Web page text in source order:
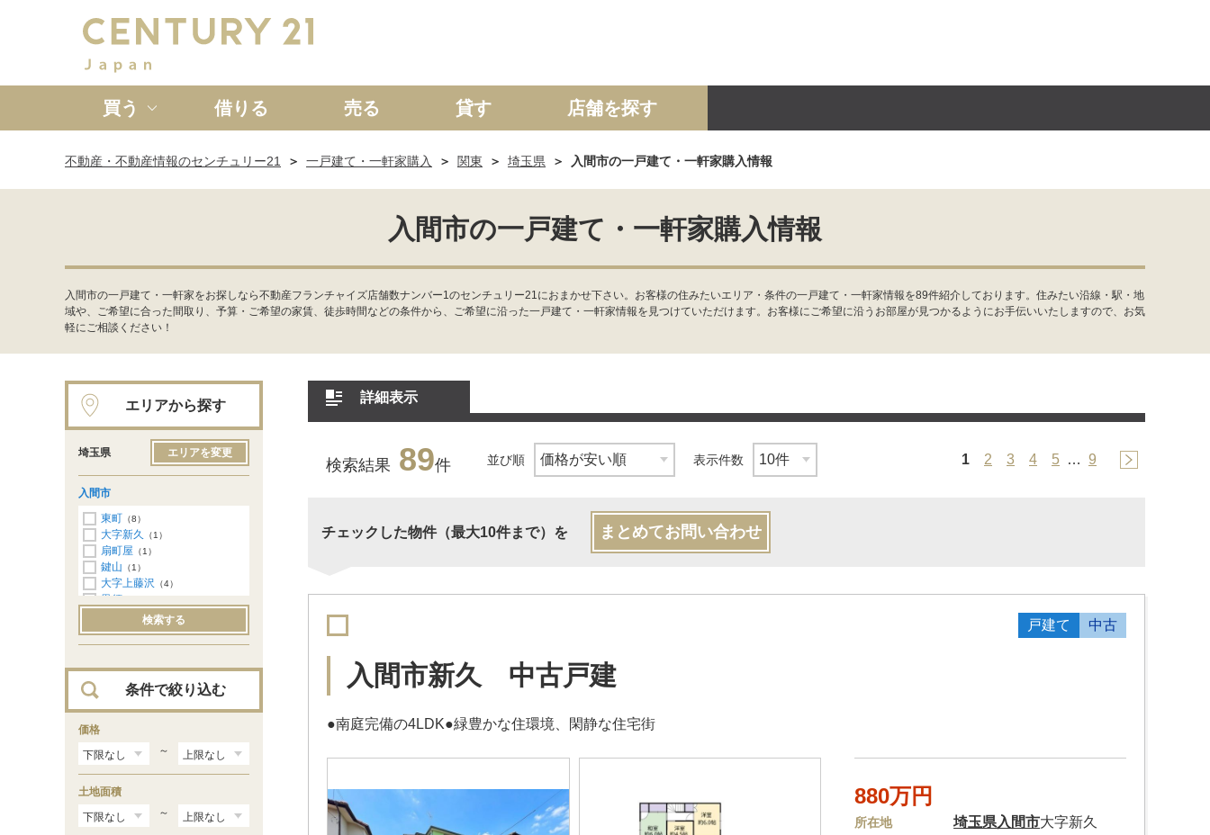
買う
新築一戸建て 中古一戸建て マンション 土地 事業投資用
借りる 売る 貸す 店舗を探す
不動産・不動産情報のセンチュリー21 一戸建て・一軒家購入 関東 埼玉県 入間市の一戸建て・一軒家購入情報
入間市の一戸建て・一軒家購入情報
入間市の一戸建て・一軒家をお探しなら不動産フランチャイズ店舗数ナンバー1のセンチュリー21におまかせ下さい。お客様の住みたいエリア・条件の一戸建て・一軒家情報を89件紹介しております。住みたい沿線・駅・地
域や、ご希望に合った間取り、予算・ご希望の家賃、徒歩時間などの条件から、ご希望に沿った一戸建て・一軒家情報を見つけていただけます。お客様にご希望に沿うお部屋が見つかるようにお手伝いいたしますので、お気
軽にご相談ください！
詳細表示
検索結果 89件 並び順 表示件数 1 2 3 4 5 … 9
チェックした物件（最大10件まで）を まとめてお問い合わせ
戸建て 中古
入間市新久 中古戸建
●南庭完備の4LDK●緑豊かな住環境、閑静な住宅街
880万円
所在地 埼玉県入間市大字新久
エリアから探す
埼玉県 エリアを変更
入間市
東町 （8）
大字新久 （1）
扇町屋 （1）
鍵山 （1）
大字上藤沢 （4）
黒須
（5）
大字小谷田（1）
大字下藤沢（2）
大字寺竹 （1）
（1）
大字野田（5）
宮寺（1）
扇台（5）
久保稲荷（4）
東藤沢
狭山台
下藤沢（13）
検索する
条件で絞り込む
価格
～
土地面積
～